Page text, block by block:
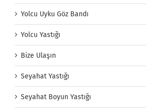
Yolcu Uyku Göz Bandı
Yolcu Yastığı
Bize Ulaşın
Seyahat Yastığı
Seyahat Boyun Yastığı